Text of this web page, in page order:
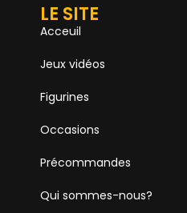
LE SITE
Acceuil
Jeux vidéos
Figurines
Occasions
Précommandes
Qui sommes-nous?